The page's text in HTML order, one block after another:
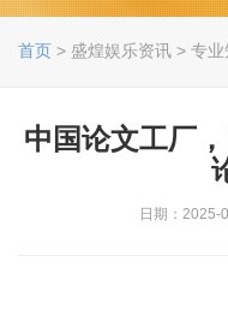
首页 > 盛煌娱乐资讯 > 专业
中国论文工厂
日期：2025-